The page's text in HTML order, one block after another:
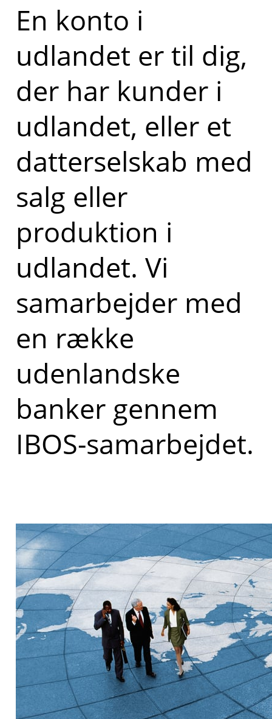
En konto i
udlandet er til dig,
der har kunder i
udlandet, eller et
datterselskab med
salg eller
produktion i
udlandet. Vi
samarbejder med
en række
udenlandske
banker gennem
IBOS-samarbejdet.